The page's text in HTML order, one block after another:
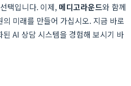
택입니다. 이제, 메디고라운드와 함께
미래를 만들어 가십시오. 지금 바로
AI 상담 시스템을 경험해 보시기 바